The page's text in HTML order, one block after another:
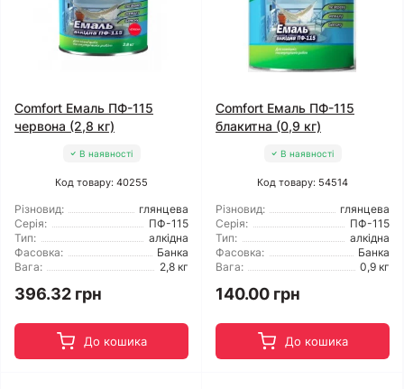
Comfort Емаль ПФ-115
червона (2,8 кг)
В наявності
Код товару: 40255
Різновид:
глянцева
Серія:
ПФ-115
Тип:
алкідна
Фасовка:
Банка
Вага:
2,8 кг
396.32 грн
До кошика
Comfort Емаль ПФ-115
блакитна (0,9 кг)
В наявності
Код товару: 54514
Різновид:
глянцева
Серія:
ПФ-115
Тип:
алкідна
Фасовка:
Банка
Вага:
0,9 кг
140.00 грн
До кошика